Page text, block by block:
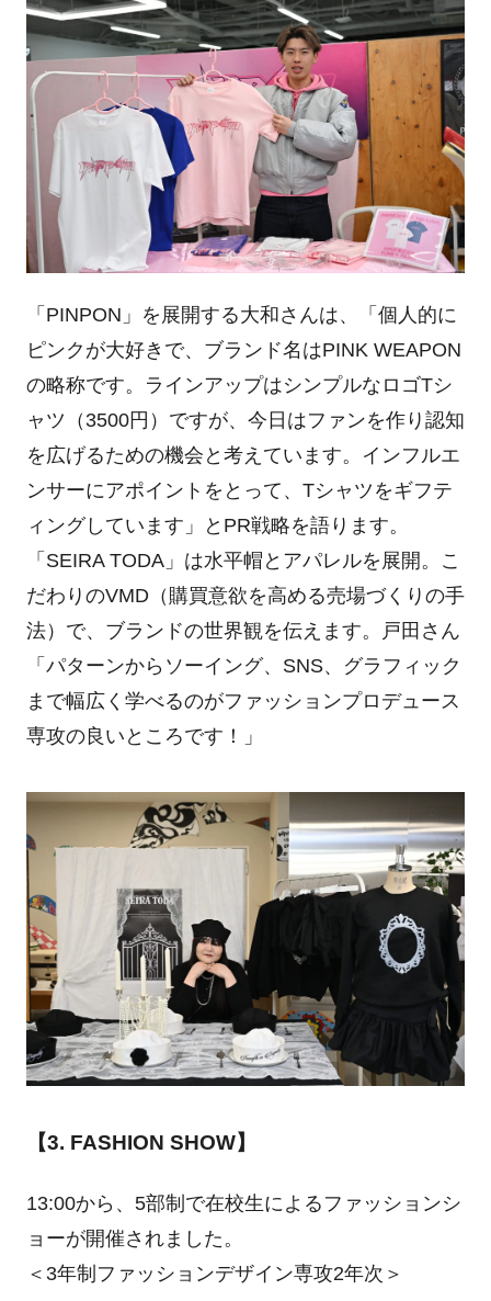
「PINPON」を展開する大和さんは、「個人的に
ピンクが大好きで、ブランド名はPINK WEAPON
の略称です。ラインアップはシンプルなロゴTシ
ャツ（3500円）ですが、今日はファンを作り認知
を広げるための機会と考えています。インフルエ
ンサーにアポイントをとって、Tシャツをギフテ
ィングしています」とPR戦略を語ります。
「SEIRA TODA」は水平帽とアパレルを展開。こ
だわりのVMD（購買意欲を高める売場づくりの手
法）で、ブランドの世界観を伝えます。戸田さん
「パターンからソーイング、SNS、グラフィック
まで幅広く学べるのがファッションプロデュース
専攻の良いところです！」
【3. FASHION SHOW】
13:00から、5部制で在校生によるファッションシ
ョーが開催されました。
＜3年制ファッションデザイン専攻2年次＞